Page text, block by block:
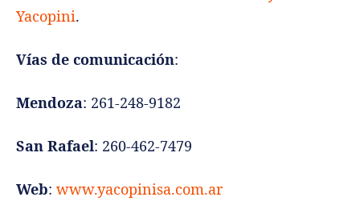
Yacopini.
Vías de comunicación:
Mendoza: 261-248-9182
San Rafael: 260-462-7479
Web: www.yacopinisa.com.ar